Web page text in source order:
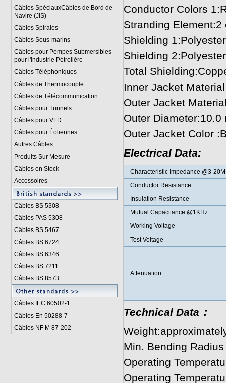
Câbles SpéciauxCâbles de Bord de
Navire (JIS)
Câbles Spirales
Câbles Sous-marins
Câbles pour Pompes Submersibles
pour l'Industrie Pétrolière
Câbles Téléphoniques
Câbles de Thermocouple
Câbles de Télécommunication
Câbles pour Tunnels
Câbles pour VFD
Câbles pour Éoliennes
Autres Câbles
Produits Sur Mesure
Câbles en Stock
Accessoires
Câbles BS 5308
Câbles PAS 5308
Câbles BS 5467
Câbles BS 6724
Câbles BS 6346
Câbles BS 7211
Câbles BS 8573
Câbles IEC 60502-1
Câbles En 50288-7
Câbles NF M 87-202
Conductor Colors
Stranding
Shielding
Shielding
Total
Inner Jacket
Outer Jacket
Outer Diameter:10.0
Outer Jacket Color
Electrical Data:
Characteristic Impedance @3-
Conductor Resistance
Insulation Resistance
Mutual Capacitance @1KHz
Working Voltage
Test Voltage
Attenuation
Technical Data：
Min. Bending
Operating
Operating